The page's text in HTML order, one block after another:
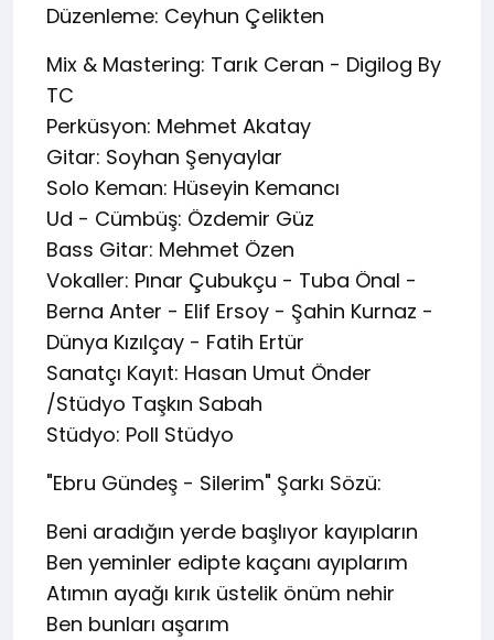
Düzenleme: Ceyhun Çelikten
Mix & Mastering: Tarık Ceran - Digilog By
TC
Perküsyon: Mehmet Akatay
Gitar: Soyhan Şenyaylar
Solo Keman: Hüseyin Kemancı
Ud - Cümbüş: Özdemir Güz
Bass Gitar: Mehmet Özen
Vokaller: Pınar Çubukçu - Tuba Önal -
Berna Anter - Elif Ersoy - Şahin Kurnaz -
Dünya Kızılçay - Fatih Ertür
Sanatçı Kayıt: Hasan Umut Önder
/Stüdyo Taşkın Sabah
Stüdyo: Poll Stüdyo
"Ebru Gündeş - Silerim" Şarkı Sözü:
Beni aradığın yerde başlıyor kayıpların
Ben yeminler edipte kaçanı ayıplarım
Atımın ayağı kırık üstelik önüm nehir
Ben bunları aşarım